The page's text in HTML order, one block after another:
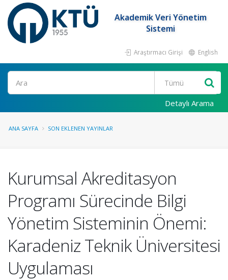
Akademik Veri Yönetim
Sistemi
Araştırmacı Girişi English
Ara
Detaylı Arama
ANA SAYFA SON EKLENEN YAYINLAR
Kurumsal Akreditasyon
Programı Sürecinde Bilgi
Yönetim Sisteminin Önemi:
Karadeniz Teknik Üniversitesi
Uygulaması